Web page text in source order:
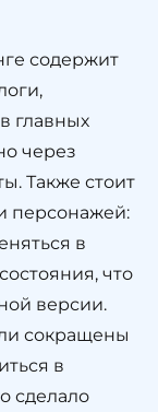
содержит
главных
через
Также стоит
персонажей:
в
что
версии.
сокращены
в
сделало